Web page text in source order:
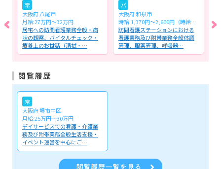
常
大阪府 八尾市
月給:27万円～32万円
居宅への訪問看護業務全般・病
状の観察、バイタルチェック・
療養上のお世話（清拭・…
パ
大阪府 和泉市
時給:1,370円〜2,600円（時給＋諸手当含む）
訪問看護ステーションにおける
看護業務及び附帯業務全般体調
管理、服薬管理、呼吸器…
常
大阪府 堺市中区
月給:25万円～30万円
デイサービスでの看護・介護業
務及び附帯業務全般生活支援・
イベント運営を中心にご…